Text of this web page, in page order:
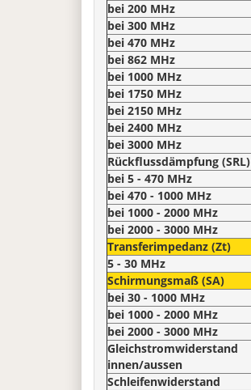
bei 200 MHz
bei 300 MHz
bei 470 MHz
bei 862 MHz
bei 1000 MHz
bei 1750 MHz
bei 2150 MHz
bei 2400 MHz
bei 3000 MHz
Rückflussdämpfung (SRL)
bei 5 - 470 MHz
bei 470 - 1000 MHz
bei 1000 - 2000 MHz
bei 2000 - 3000 MHz
Transferimpedanz (Zt)
5 - 30 MHz
Schirmungsmaß (SA)
bei 30 - 1000 MHz
bei 1000 - 2000 MHz
bei 2000 - 3000 MHz
Gleichstromwiderstand
innen/aussen
Schleifenwiderstand